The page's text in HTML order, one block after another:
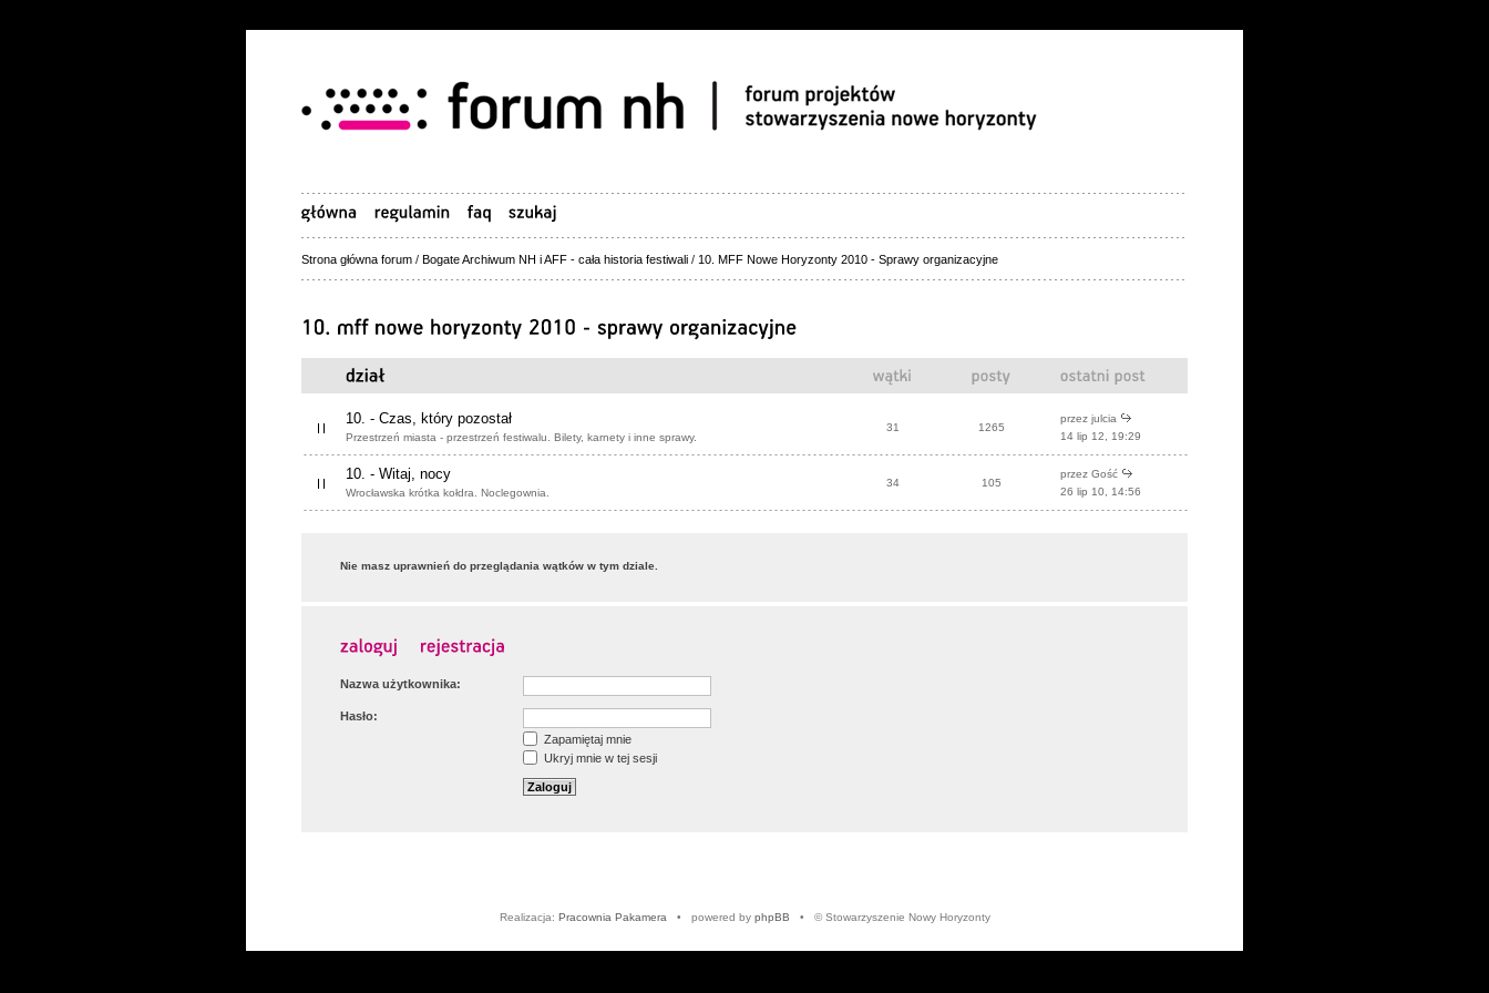
Strona główna forum / Bogate Archiwum NH i AFF - cała historia festiwali / 10. MFF Nowe Horyzonty 2010 - Sprawy organizacyjne
10. - Czas, który pozostał
Przestrzeń miasta - przestrzeń festiwalu. Bilety, karnety i inne sprawy.
31 1265
przez julcia
14 lip 12, 19:29
10. - Witaj, nocy
Wrocławska krótka kołdra. Noclegownia.
34 105
przez Gość
26 lip 10, 14:56
Nie masz uprawnień do przeglądania wątków w tym dziale.
Nazwa użytkownika:
Hasło:
Zapamiętaj mnie
Ukryj mnie w tej sesji
Realizacja: Pracownia Pakamera• powered by phpBB • © Stowarzyszenie Nowy Horyzonty